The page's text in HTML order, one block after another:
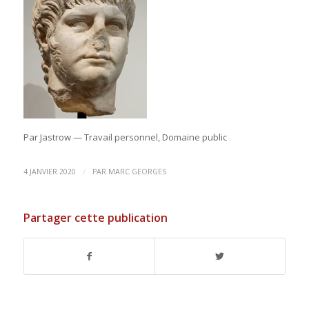
Par Jastrow — Travail personnel, Domaine public
4 JANVIER 2020 / PAR MARC GEORGES
Partager cette publication